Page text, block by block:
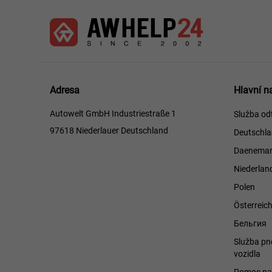
Adresa
Autowelt GmbH Industriestraße 1
97618 Niederlauer Deutschland
Hlavní
Hlavní
Služba
Polen
Österreich
Бельгия
Služba
vozidla